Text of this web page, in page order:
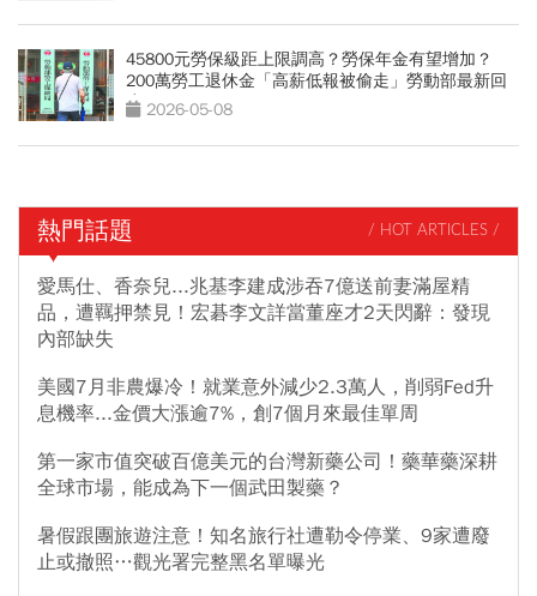
45800元勞保級距上限調高？勞保年金有望增加？
200萬勞工退休金「高薪低報被偷走」勞動部最新回
應 2026-05-08
熱門話題 / HOT ARTICLES /
愛馬仕、香奈兒...兆基李建成涉吞7億送前妻滿屋精
品，遭羈押禁見！宏碁李文詳當董座才2天閃辭：發現
內部缺失
美國7月非農爆冷！就業意外減少2.3萬人，削弱Fed升
息機率...金價大漲逾7%，創7個月來最佳單周
第一家市值突破百億美元的台灣新藥公司！藥華藥深耕
全球市場，能成為下一個武田製藥？
暑假跟團旅遊注意！知名旅行社遭勒令停業、9家遭廢
止或撤照…觀光署完整黑名單曝光